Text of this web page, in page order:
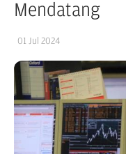
Mendatang
01 Jul 2024